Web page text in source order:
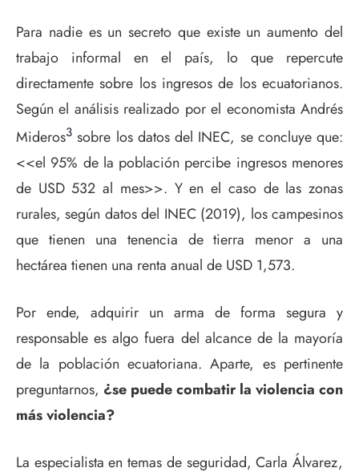
Para nadie es un secreto que existe un aumento del
trabajo informal en el país, lo que repercute
directamente sobre los ingresos de los ecuatorianos.
Según el análisis realizado por el economista Andrés
Mideros3 sobre los datos del INEC, se concluye que:
<<el 95% de la población percibe ingresos menores
de USD 532 al mes>>. Y en el caso de las zonas
rurales, según datos del INEC (2019), los campesinos
que tienen una tenencia de tierra menor a una
hectárea tienen una renta anual de USD 1,573.
Por ende, adquirir un arma de forma segura y
responsable es algo fuera del alcance de la mayoría
de la población ecuatoriana. Aparte, es pertinente
preguntarnos, ¿se puede combatir la violencia con
más violencia?
La especialista en temas de seguridad, Carla Álvarez,